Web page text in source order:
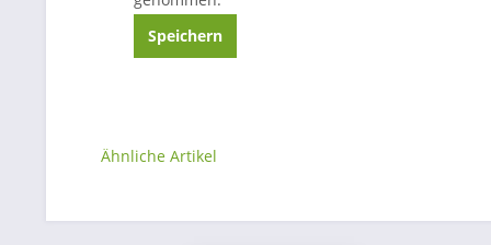
Speichern
Ähnliche Artikel